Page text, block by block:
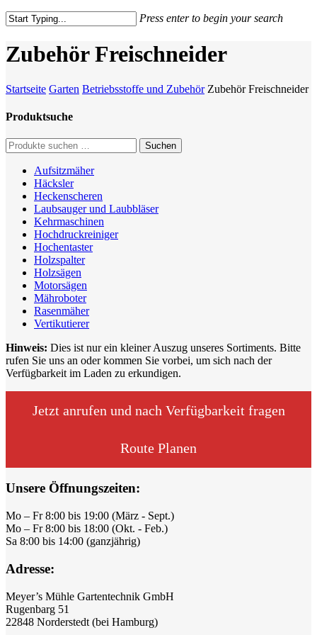
Press enter to begin your search
Search
Zubehör Freischneider
Startseite Garten Betriebsstoffe und Zubehör Zubehör Freischneider
Produktsuche
Suche
nach:
Suchen
Aufsitzmäher
Häcksler
Heckenscheren
Laubsauger und Laubbläser
Kehrmaschinen
Hochdruckreiniger
Hochentaster
Holzspalter
Holzsägen
Motorsägen
Mähroboter
Rasenmäher
Vertikutierer
Hinweis: Dies ist nur ein kleiner Auszug unseres Sortiments. Bitte
rufen Sie uns an oder kommen Sie vorbei, um sich nach der
Verfügbarkeit im Laden zu erkundigen.
Jetzt anrufen und nach Verfügbarkeit fragen
Route Planen
Unsere Öffnungszeiten:
Mo – Fr 8:00 bis 19:00 (März - Sept.)
Mo – Fr 8:00 bis 18:00 (Okt. - Feb.)
Sa 8:00 bis 14:00 (ganzjährig)
Adresse:
Meyer’s Mühle Gartentechnik GmbH
Rugenbarg 51
22848 Norderstedt (bei Hamburg)